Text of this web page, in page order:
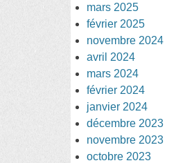
mars 2025
février 2025
novembre 2024
avril 2024
mars 2024
février 2024
janvier 2024
décembre 2023
novembre 2023
octobre 2023